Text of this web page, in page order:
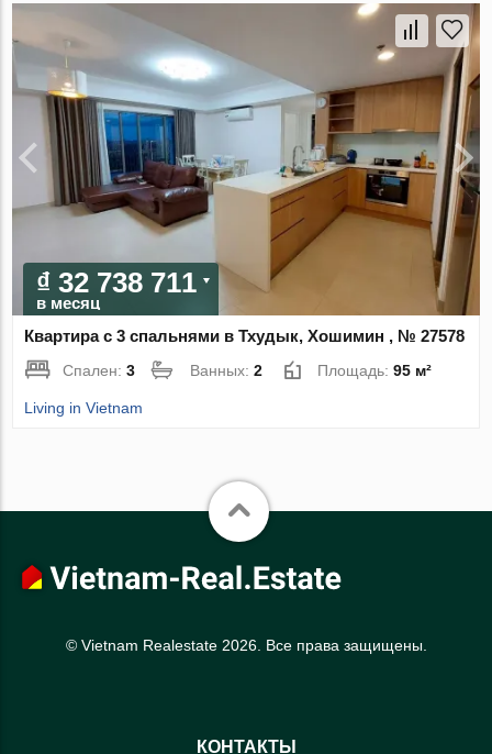
₫ 32 738 711
в месяц
Квартира с 3 спальнями в Тхудык, Хошимин , № 27578
Спален:3 Ванных:2 Площадь:95 м²
Living in Vietnam
© Vietnam Realestate 2026. Все права защищены.
КОНТАКТЫ